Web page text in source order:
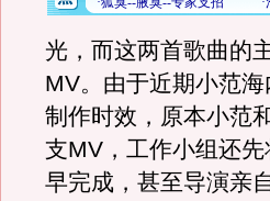
光，而这两首歌曲的
MV。由于近期小范
制作时效，原本小范
支MV，工作小组还
早完成，甚至导演亲